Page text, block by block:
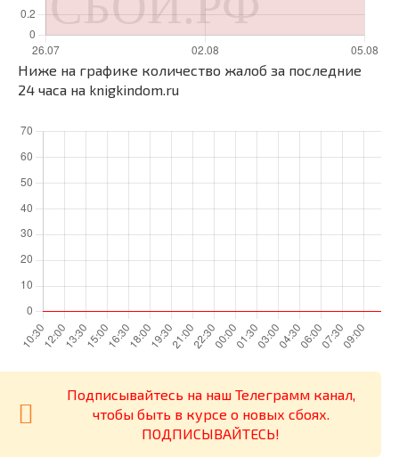
Ниже на графике количество жалоб за последние
24 часа на knigkindom.ru
Подписывайтесь на наш Телеграмм канал,
чтобы быть в курсе о новых сбоях.
ПОДПИСЫВАЙТЕСЬ!